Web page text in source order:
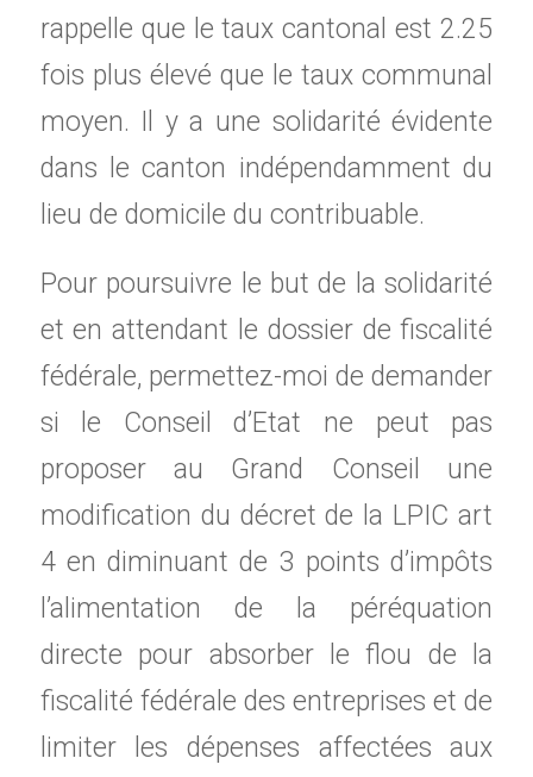
rappelle que le taux cantonal est 2.25
fois plus élevé que le taux communal
moyen. Il y a une solidarité évidente
dans le canton indépendamment du
lieu de domicile du contribuable.
Pour poursuivre le but de la solidarité
et en attendant le dossier de fiscalité
fédérale, permettez-moi de demander
si le Conseil d’Etat ne peut pas
proposer au Grand Conseil une
modification du décret de la LPIC art
4 en diminuant de 3 points d’impôts
l’alimentation de la péréquation
directe pour absorber le flou de la
fiscalité fédérale des entreprises et de
limiter les dépenses affectées aux